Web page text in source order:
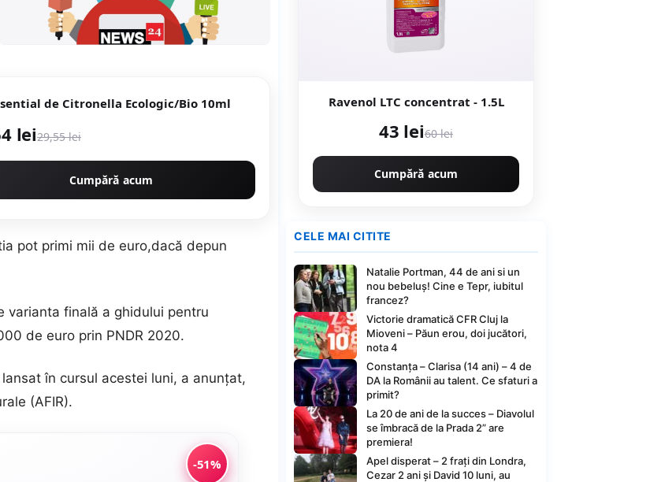
de Citronella Ecologic/Bio 10ml
lei29,55 lei
Cumpără acum
pot primi mii de euro,dacă depun
varianta finală a ghidului pentru
de euro prin PNDR 2020.
în cursul acestei luni, a anunţat,
(AFIR).
-51%
Ravenol LTC concentrat - 1.5L
43 lei60 lei
Cumpără acum
CELE MAI CITITE
Natalie Portman, 44 de ani si un
nou bebeluș! Cine e Tepr, iubitul
francez?
Victorie dramatică CFR Cluj la
Mioveni – Păun erou, doi jucători,
nota 4
Constanța – Clarisa (14 ani) – 4 de
DA la Românii au talent. Ce sfaturi a
primit?
La 20 de ani de la succes – Diavolul
se îmbracă de la Prada 2” are
premiera!
Apel disperat – 2 frați din Londra,
Cezar 2 ani și David 10 luni, au